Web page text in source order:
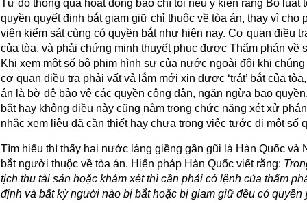
Từ đó thông qua hoạt động báo chí tôi nêu ý kiến rằng Bộ luật
quyền quyết định bắt giam giữ chỉ thuộc về tòa án, thay vì cho
viện kiểm sát cùng có quyền bắt như hiện nay. Cơ quan điều
của tòa, và phải chứng minh thuyết phục được Thẩm phán về
Khi xem một số bộ phim hình sự của nước ngoài đôi khi
cơ quan điều tra phải vất vả lắm mới xin được ‘trát’ bắt của
án là bờ đê bảo vệ các quyền công dân, ngăn ngừa bạo
bắt hay không điều này cũng nằm trong chức năng xét xử
nhắc xem liệu đã cần thiết hay chưa trong việc tước đi một số
Tìm hiểu thì thấy hai nước láng giềng gần gũi là Hàn Quốc và
bắt người thuộc về tòa án. Hiến pháp Hàn Quốc viết rằng:
tịch thu tài sản hoặc khám xét thì cần phải có lệnh của thẩm
định và bất kỳ người nào bị bắt hoặc bị giam giữ đều có quyền